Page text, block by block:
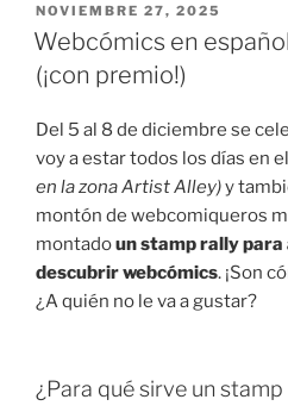
PUBLICADO
EL
NOVIEMBRE 27, 2025
Webcómics en
(¡con premio!)
Del 5 al 8 de diciembre se
voy a estar todos los días en
en la zona Artist Alley)y
montón de webcomiqueros
montadoun stamp rally para
descubrir webcómics. ¡Son
¿A quién no le va a gustar?
¿Para qué sirve un stamp